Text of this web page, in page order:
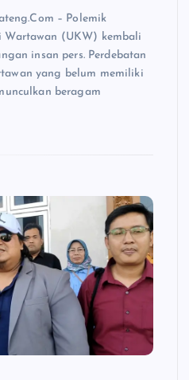
– Polemik
Wartawan (UKW) kembali
insan pers. Perdebatan
yang belum memiliki
beragam